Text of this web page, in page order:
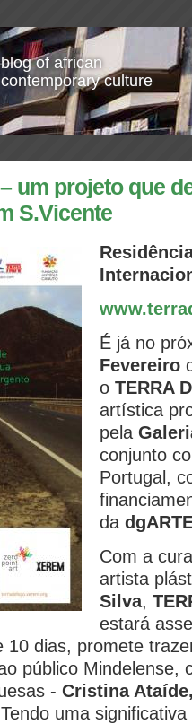
blog of african
contemporary culture
um projeto que
S.Vicente
É já no
Fevereiro
o TERRA
artística
pela
conjunto
Portugal,
da
Com a
artista
Silva,
estará
10 dias, promete
público Mindelense,
- Cristina
uma